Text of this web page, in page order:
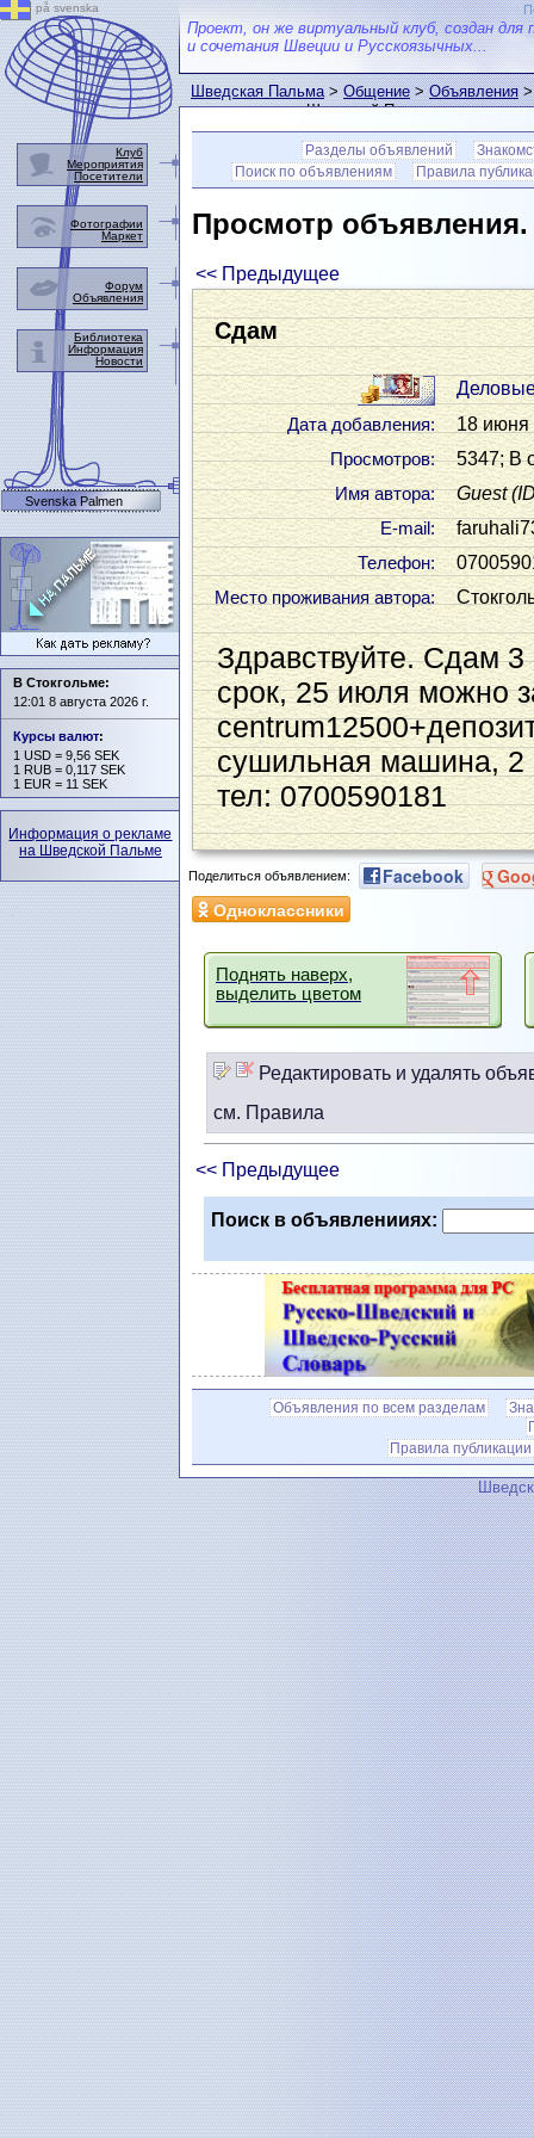
Проект, он же виртуальный клуб, создан для
и сочетания Швеции и Русскоязычных...
Шведская Пальма>Общение>Объявления>
пользователем Шведской Пальмы
Разделы объявлений
Поиск по объявлениям
Правила
Просмотр
<< Предыдущее
Сдам
Дата добавления: 18 июня
Просмотров: 5347; В
Имя автора: Guest
Е-mail:
Телефон:
Место проживания автора:
Здравствуйте. Сдам 3
срок, 25 июля можно
сушильная машина, 2
тел: 0700590181
Поделиться объявлением: Facebook
Одноклассники
Поднять наверх,
выделить цветом
Редактировать и удалять
см. Правила
<< Предыдущее
Поиск в объявленииях:
Объявления по всем разделам
Правила публикации
på svenska
Клуб
Мероприятия
Посетители
Фотографии
Маркет
Форум
Объявления
Библиотека
Информация
Новости
Svenska Palmen
В Стокгольме:
12:01 8 августа 2026 г.
Курсы валют:
1 USD = 9,56 SEK
1 RUB = 0,117 SEK
1 EUR = 11 SEK
Информация о рекламе
на Шведской Пальме